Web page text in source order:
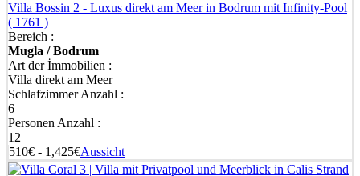
Villa Bossin 2 - Luxus direkt am Meer in Bodrum mit Infinity-Pool
( 1761 )
Bereich :
Mugla / Bodrum
Art der İmmobilien :
Villa direkt am Meer
Schlafzimmer Anzahl :
6
Personen Anzahl :
12
510€ - 1,425€Aussicht